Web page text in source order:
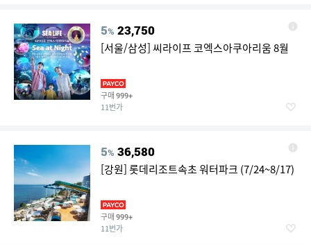
5% 23,750
[서울/삼성] 씨라이프 코엑스아쿠아리움 8월
구매 999+
11번가
5% 36,580
[강원] 롯데리조트속초 워터파크 (7/24~8/17)
구매 999+
11번가